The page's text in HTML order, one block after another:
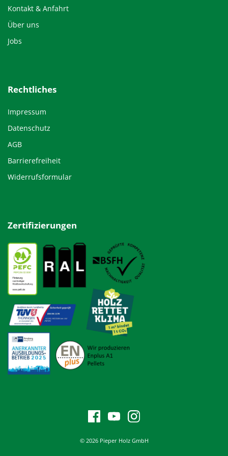
Kontakt & Anfahrt
Über uns
Jobs
Rechtliches
Impressum
Datenschutz
AGB
Barrierefreiheit
Widerrufsformular
Zertifizierungen
© 2026 Pieper Holz GmbH